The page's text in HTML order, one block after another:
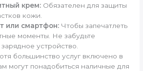
крем: Обязателен для защиты
кожи.
или смартфон: Чтобы запечатлеть
моменты. Не забудьте
устройство.
большинство услуг включено в
могут понадобиться наличные для